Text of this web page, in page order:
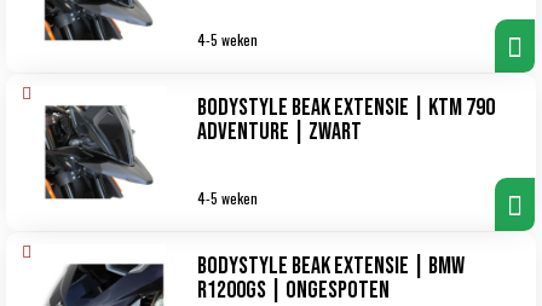
4-5 weken
Bodystyle Beak Extensie | KTM 790
Adventure | zwart
4-5 weken
Bodystyle Beak Extensie | BMW
R1200GS | ongespoten